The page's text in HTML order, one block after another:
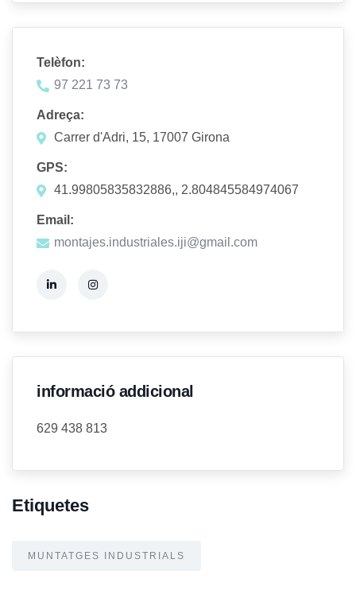
Telèfon:
97 221 73 73
Adreça:
Carrer d'Adri, 15, 17007 Girona
GPS:
41.99805835832886,, 2.804845584974067
Email:
montajes.industriales.iji@gmail.com
informació addicional
629 438 813
Etiquetes
MUNTATGES INDUSTRIALS